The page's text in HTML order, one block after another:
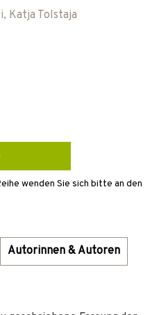
, Katja Tolstaja
wenden Sie sich bitte an den
Autorinnen & Autoren